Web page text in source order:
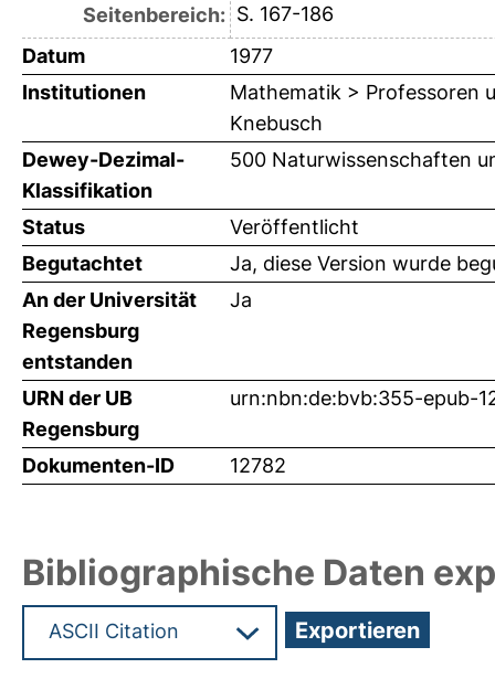
Seitenbereich: S. 167-186
Datum
1977
Institutionen
Mathematik > Professoren
Knebusch
Dewey-Dezimal-
Klassifikation
500 Naturwissenschaften
Status
Veröffentlicht
Begutachtet
Ja, diese Version wurde
An der Universität
Regensburg
entstanden
Ja
URN der UB
Regensburg
urn:nbn:de:bvb:355-epub-
Dokumenten-ID 12782
Bibliographische Daten